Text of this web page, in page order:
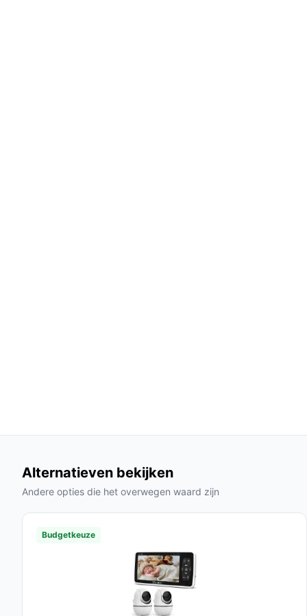
Wat zijn de belangrijkste verschillen met andere
Vergeleken met andere modellen biedt de
beeldkwaliteit, een groter bereik en
De LUVION® Prestige Touch 3 is een
veelzijdige babyfoon zoeken. Met zijn
Alternatieven bekijken
Andere opties die het overwegen waard zijn
Budgetkeuze